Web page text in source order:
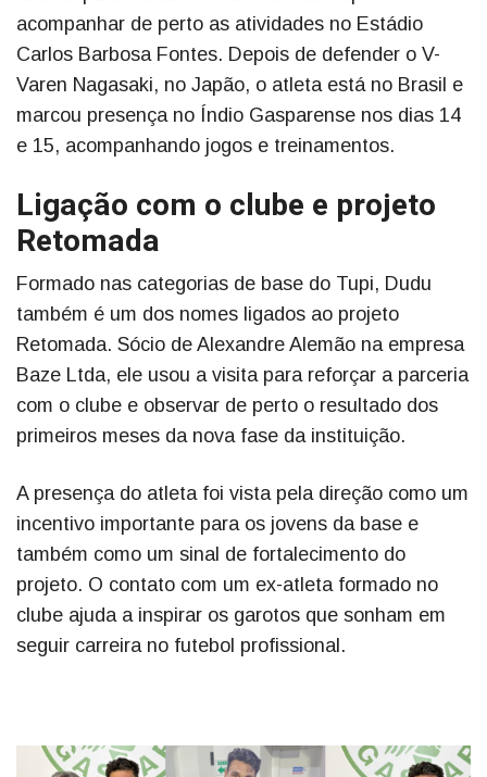
acompanhar de perto as atividades no Estádio
Carlos Barbosa Fontes. Depois de defender o V-
Varen Nagasaki, no Japão, o atleta está no Brasil e
marcou presença no Índio Gasparense nos dias 14
e 15, acompanhando jogos e treinamentos.
Ligação com o clube e projeto
Retomada
Formado nas categorias de base do Tupi, Dudu
também é um dos nomes ligados ao projeto
Retomada. Sócio de Alexandre Alemão na empresa
Baze Ltda, ele usou a visita para reforçar a parceria
com o clube e observar de perto o resultado dos
primeiros meses da nova fase da instituição.
A presença do atleta foi vista pela direção como um
incentivo importante para os jovens da base e
também como um sinal de fortalecimento do
projeto. O contato com um ex-atleta formado no
clube ajuda a inspirar os garotos que sonham em
seguir carreira no futebol profissional.